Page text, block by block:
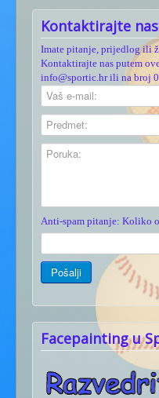
Kontaktirajte
Imate pitanje, prijedlog ili
Kontaktirajte nas putem
info@sportic.hr ili na broj
Anti-spam pitanje: Koliko
Facepainting u